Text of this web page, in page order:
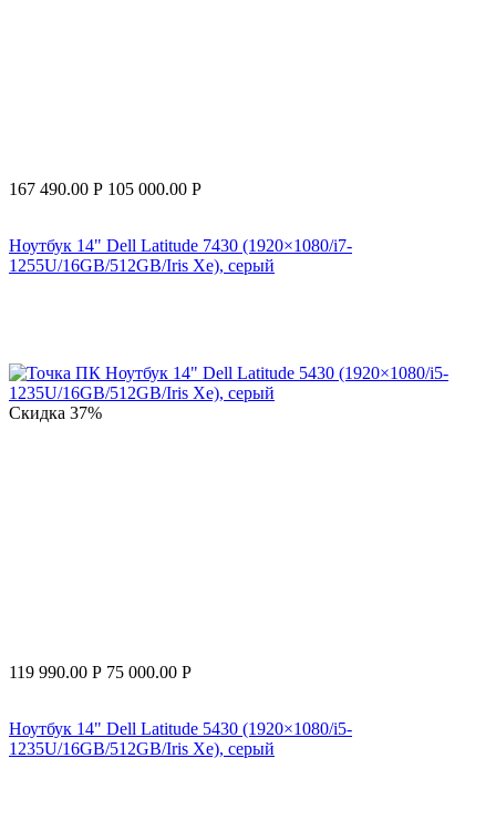
167 490.00 Р 105 000.00 Р
Ноутбук 14" Dell Latitude 7430 (1920×1080/i7-
1255U/16GB/512GB/Iris Xe), серый
Скидка 37%
119 990.00 Р 75 000.00 Р
Ноутбук 14" Dell Latitude 5430 (1920×1080/i5-
1235U/16GB/512GB/Iris Xe), серый